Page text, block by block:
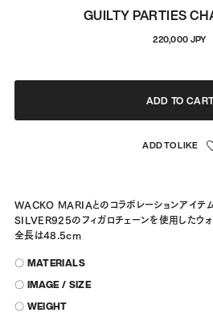
GUILTY PARTIES
220,000 JPY
ADD TO
WACKO MARIAとのコラボレーションアイテム
SILVER925のフィガロチェーンを使用したウォ
全長は48.5cm
〇 MATERIALS
〇 IMAGE / SIZE
〇 WEIGHT